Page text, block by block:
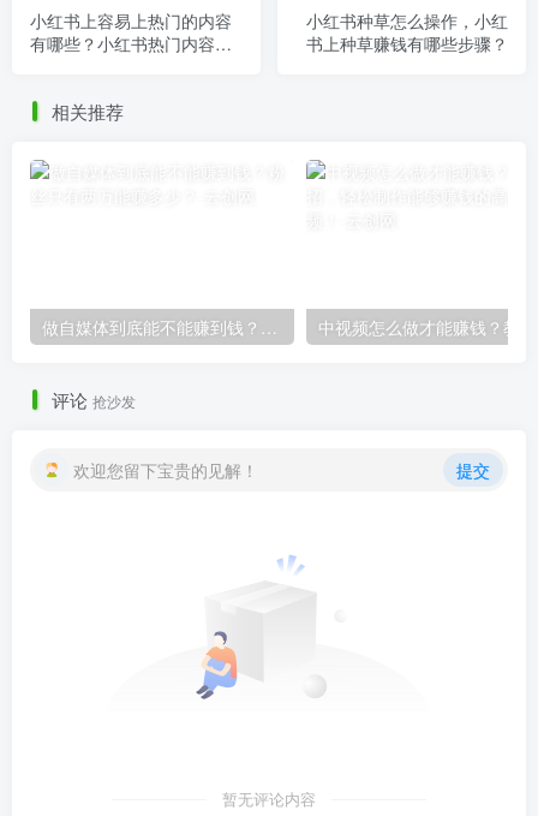
小红书上容易上热门的内容
有哪些？小红书热门内容分
小红书种草怎么操作，小红
书上种草赚钱有哪些步骤？
相关推荐
做自媒体到底能不能赚到钱？粉丝只有两万能赚多少？
评论 抢沙发
欢迎您留下宝贵的见解！ 提交
暂无评论内容